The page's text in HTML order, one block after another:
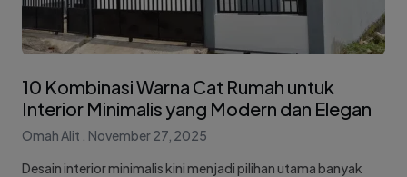
10 Kombinasi Warna Cat Rumah untuk
Interior Minimalis yang Modern dan Elegan
Omah Alit
November 27, 2025
Desain interior minimalis kini menjadi pilihan utama banyak